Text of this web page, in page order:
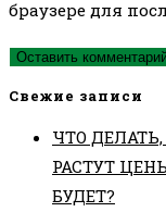
сайта
(необязательно)
браузере для
Свежие записи
ЧТО
РАСТУТ
БУДЕТ?